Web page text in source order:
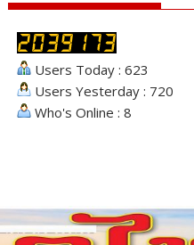
Users Today : 623
Users Yesterday : 720
Who's Online : 8